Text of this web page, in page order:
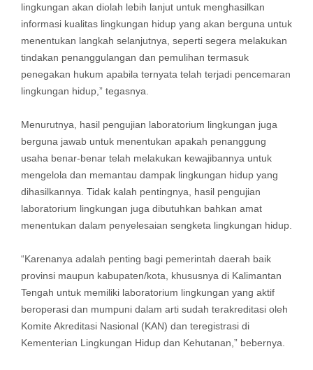
lingkungan akan diolah lebih lanjut untuk menghasilkan
informasi kualitas lingkungan hidup yang akan berguna untuk
menentukan langkah selanjutnya, seperti segera melakukan
tindakan penanggulangan dan pemulihan termasuk
penegakan hukum apabila ternyata telah terjadi pencemaran
lingkungan hidup,” tegasnya.
Menurutnya, hasil pengujian laboratorium lingkungan juga
berguna jawab untuk menentukan apakah penanggung
usaha benar-benar telah melakukan kewajibannya untuk
mengelola dan memantau dampak lingkungan hidup yang
dihasilkannya. Tidak kalah pentingnya, hasil pengujian
laboratorium lingkungan juga dibutuhkan bahkan amat
menentukan dalam penyelesaian sengketa lingkungan hidup.
“Karenanya adalah penting bagi pemerintah daerah baik
provinsi maupun kabupaten/kota, khususnya di Kalimantan
Tengah untuk memiliki laboratorium lingkungan yang aktif
beroperasi dan mumpuni dalam arti sudah terakreditasi oleh
Komite Akreditasi Nasional (KAN) dan teregistrasi di
Kementerian Lingkungan Hidup dan Kehutanan,” bebernya.